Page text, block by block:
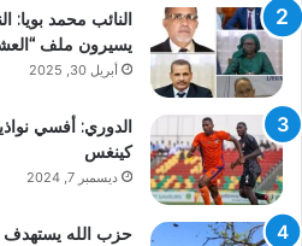
النائب محمد بويا:
يسيرون ملف
أبريل 30, 2025
الدوري: أفسي
كينغس
ديسمبر 7, 2024
حزب الله يستهدف